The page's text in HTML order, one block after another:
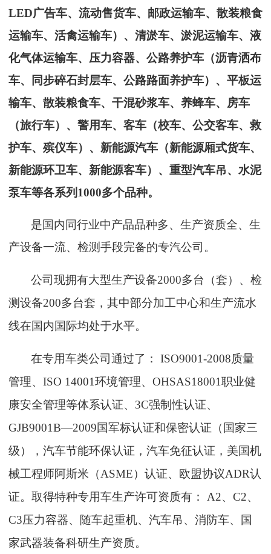
LED广告车、 流动售货车、邮政运输车、散装粮食
运输车、活禽运输车）
、 清淤车、淤泥运输车、液
化气体运输车、 压力容器、公路养护车（沥青洒布
车、同步碎石封层车、公路路面养护车）
、平板运
输车、散装粮食车、干混砂浆车、养蜂车、
房车
（旅行车）、警用车、客车（校车、公交客车、救
护车、殡仪车）、新能源汽车（新能源厢式货车、
新能源环卫车、新能源客车）、 重型汽车吊、水泥
泵车等各系列 1000多个品种。
是国内同行业中产品品种多、生产资质全、生
产设备一流、检测手段完备的专汽公司。
公司现拥有大型生产设备2000多台（套）、检
测设备200多台套，其中部分加工中心和生产流水
线在国内国际均处于水平。
在专用车类公司通过了： ISO9001-2008质量
管理、 ISO 14001环境管理、OHSAS18001职业健
康安全管理等体系认证、 3C强制性认证、
GJB9001B—2009国军标认证和保密认证（国家三
级）
， 汽车节能环保认证，汽车免征认证，美国机
械工程师阿斯米（ASME） 认证、欧盟协议ADR认
证。取得特种专用车生产许可资质有：
A2、C2、
C3压力容器、随车起重机、汽车吊、消防车、国
家武器装备科研生产资质。